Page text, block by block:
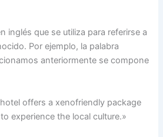
inglés que se utiliza para referirse a
Por ejemplo, la palabra
anteriormente se compone
offers a xenofriendly package
experience the local culture.»